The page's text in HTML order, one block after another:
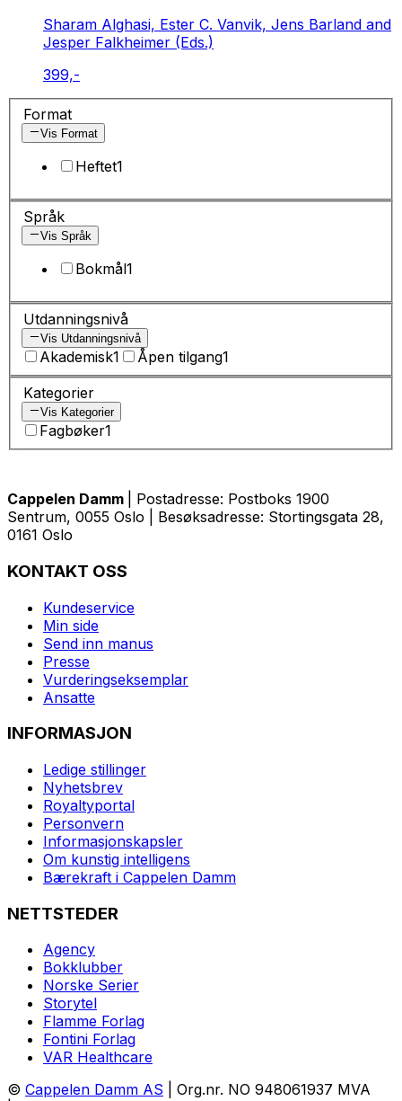
Sharam Alghasi, Ester C. Vanvik, Jens Barland and
Jesper Falkheimer (Eds.)
399,-
Format
Vis Format
Heftet1
Språk
Vis Språk
Bokmål1
Utdanningsnivå
Vis Utdanningsnivå
Akademisk1 Åpen tilgang1
Kategorier
Vis Kategorier
Fagbøker1
Cappelen Damm
| Postadresse: Postboks 1900
Sentrum, 0055 Oslo | Besøksadresse: Stortingsgata 28,
0161 Oslo
KONTAKT OSS
Kundeservice
Min side
Send inn manus
Presse
Vurderingseksemplar
Ansatte
INFORMASJON
Ledige stillinger
Nyhetsbrev
Royaltyportal
Personvern
Informasjonskapsler
Om kunstig intelligens
Bærekraft i Cappelen Damm
NETTSTEDER
Agency
Bokklubber
Norske Serier
Storytel
Flamme Forlag
Fontini Forlag
VAR Healthcare
© Cappelen Damm AS | Org.nr. NO 948061937 MVA